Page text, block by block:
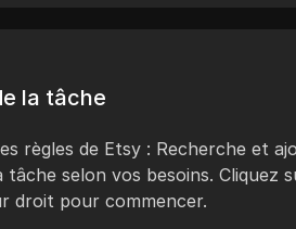
la tâche
règles de Etsy : Recherche et
selon vos besoins. Cliquez
droit pour commencer.